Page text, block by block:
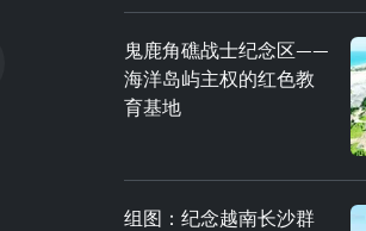
鬼鹿角礁战士纪念区——
海洋岛屿主权的红色教
育基地
组图：纪念越南长沙群